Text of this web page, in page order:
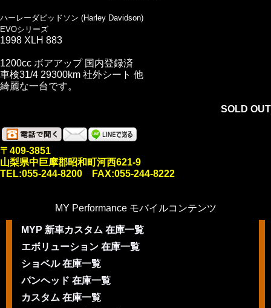
ハーレーダビッドソン (Harley Davidson)
EVOシリーズ
1998 XLH 883
1200cc ボアアップ 国内登録済
車検31/4 29300km 社外シート 他
綺麗な一台です。
SOLD OUT
〒409-3851
山梨県中巨摩郡昭和町河西621-9
TEL:055-244-8200 FAX:055-244-8222
MY Performance モバイルコンテンツ
MYP 新車カスタム 在庫一覧
エボリューション 在庫一覧
ショベル 在庫一覧
パンヘッド 在庫一覧
カスタム 在庫一覧